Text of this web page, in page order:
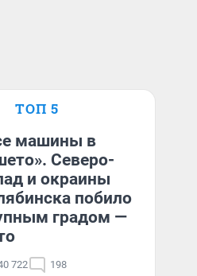
ТОП 5
машины в
Северо-
и окраины
побило
градом —
722 198